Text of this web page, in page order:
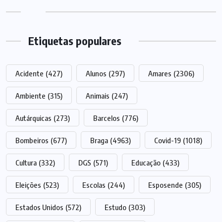
Etiquetas populares
Acidente (427) Alunos (297) Amares (2306)
Ambiente (315) Animais (247)
Autárquicas (273) Barcelos (776)
Bombeiros (677) Braga (4963) Covid-19 (1018)
Cultura (332) DGS (571) Educação (433)
Eleições (523) Escolas (244) Esposende (305)
Estados Unidos (572) Estudo (303)